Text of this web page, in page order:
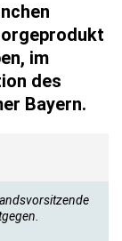
im
des
Bayern.